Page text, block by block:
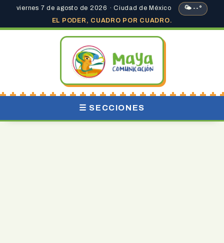
viernes 7 de agosto de 2026 · Ciudad de México
🌤 --°
EL PODER, CUADRO POR CUADRO.
☰ SECCIONES